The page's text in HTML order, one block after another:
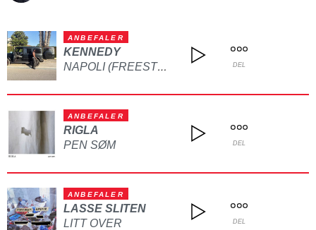
ANBEFALER
KENNEDY
NAPOLI (FREESTYLE) DEL
ANBEFALER
RIGLA
PEN SØM
DEL
ANBEFALER
LASSE SLITEN
LITT OVER
DEL